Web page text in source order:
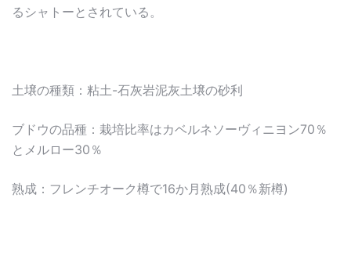
るシャトーとされている。
土壌の種類：粘土-石灰岩泥灰土壌の砂利
ブドウの品種：栽培比率はカベルネソーヴィニヨン70％
とメルロー30％
熟成：フレンチオーク樽で16か月熟成(40％新樽)